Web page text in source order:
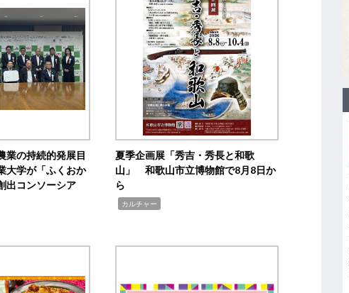
業の持続的発展目
学が「ふくおか
出コンソーシア
夏季企画展「秀吉・秀長と和歌
山」 和歌山市立博物館で8月8日か
ら
カルチャー